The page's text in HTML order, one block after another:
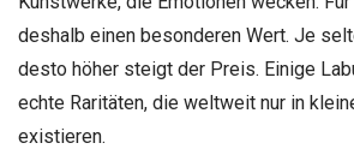
deshalb einen besonderen Wert. Je
desto höher steigt der Preis. Einige
echte Raritäten, die weltweit nur in
existieren.